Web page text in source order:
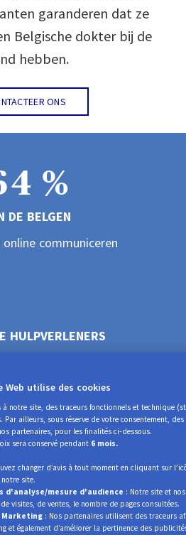
garanderen dat ze
Belgische dokter bij de
hebben.
ONS
1
2
3
4
5
7
8
9
%
DE BELGEN
communiceren
HULPVERLENERS
paraat
Web utilise des cookies
à notre site, des traceurs fonctionnels et technique
Par ailleurs, sous réserve de votre consentement,
partenaires, pour les finalités ci-dessous.
sera conservé pendant 6 mois.
changer d’avis à tout moment en cliquant sur
notre site.
d'analyse/mesure d'audience : Notre site et
visites, de ventes, le nombre de pages consultées.
Marketing: Nos partenaires utilisent des traceurs
et également d’améliorer la pertinence des